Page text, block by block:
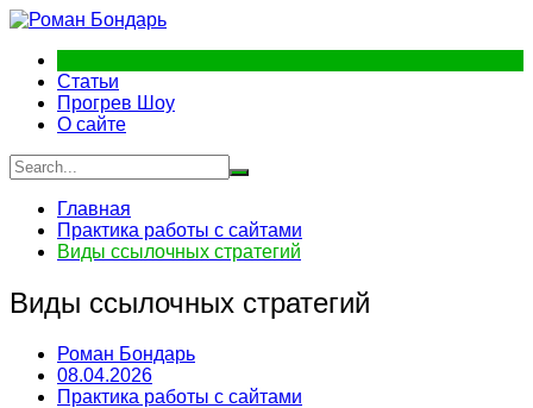
Перейти
содержимому
Статьи
Прогрев Шоу
О сайте
Главная
Практика работы с сайтами
Виды ссылочных стратегий
Виды ссылочных стратегий
Роман Бондарь
08.04.2026
Практика работы с сайтами